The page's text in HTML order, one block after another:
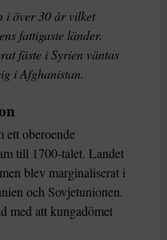
i över 30 år vilket
fattigaste länder.
fäste i Syrien väntas
i Afghanistan.
ett oberoende
till 1700-talet. Landet
blev marginaliserat i
och Sovjetunionen.
med att kungadömet